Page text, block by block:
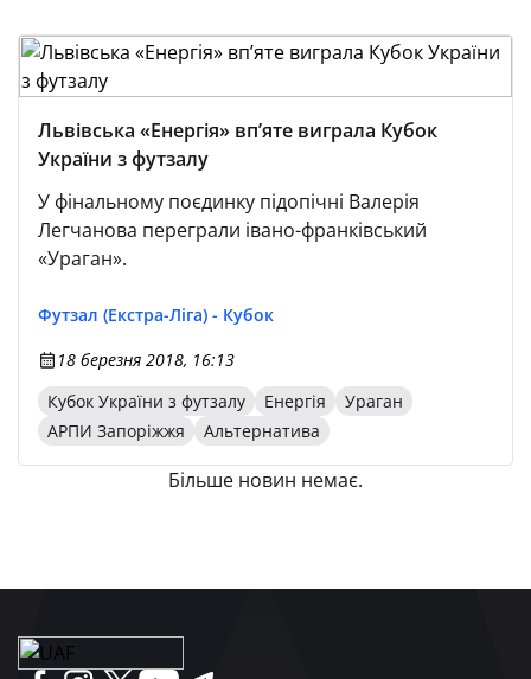
Львівська «Енергія» вп’яте виграла Кубок
України з футзалу
У фінальному поєдинку підопічні Валерія
Легчанова переграли івано-франківський
«Ураган».
Футзал (Екстра-Ліга) - Кубок
18 березня 2018, 16:13
Кубок України з футзалу
Енергія
Ураган
АРПИ Запоріжжя
Альтернатива
Більше новин немає.